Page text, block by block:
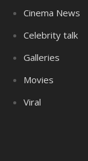
Cinema News
Celebrity talk
Galleries
Movies
Viral